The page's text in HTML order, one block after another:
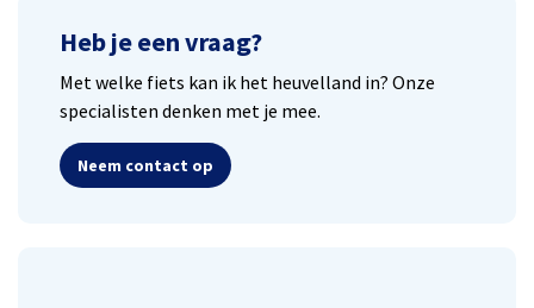
Heb je een vraag?
Met welke fiets kan ik het heuvelland in? Onze
specialisten denken met je mee.
Neem contact op